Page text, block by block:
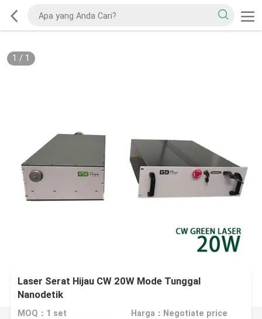
1 / 1
Laser Serat Hijau CW 20W Mode Tunggal
Nanodetik
MOQ：1 set Harga：Negotiate price